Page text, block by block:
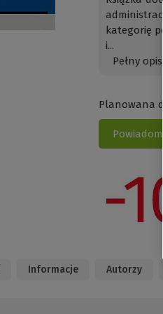
kategorię
i...
Pełny opis
Planowana
Informacje Autorzy